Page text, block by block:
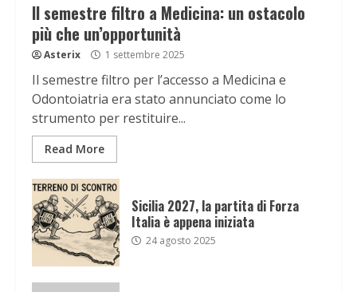
Il semestre filtro a Medicina: un ostacolo
più che un’opportunità
Asterix 1 settembre 2025
Il semestre filtro per l’accesso a Medicina e
Odontoiatria era stato annunciato come lo
strumento per restituire...
Read More
Sicilia 2027, la partita di Forza
Italia è appena iniziata
24 agosto 2025